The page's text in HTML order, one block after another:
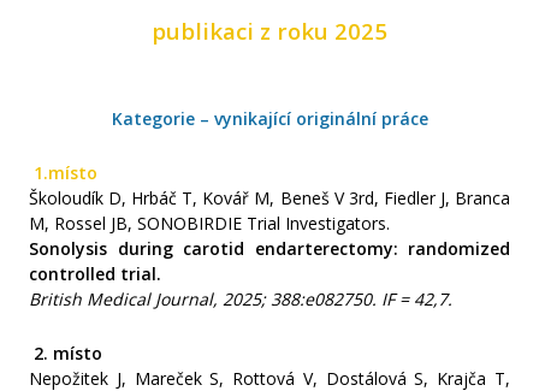
Přidělená finanční podpora a cestovní granty
Čestná členství a medaile
publikaci z roku 2025
Kategorie – vynikající originální práce
1.místo
Školoudík D, Hrbáč T, Kovář M, Beneš V 3rd, Fiedler J, Branca
M, Rossel JB, SONOBIRDIE Trial Investigators.
Sonolysis during carotid endarterectomy: randomized
controlled trial.
British Medical Journal, 2025; 388:e082750. IF = 42,7.
2. místo
Nepožitek J, Mareček S, Rottová V, Dostálová S, Krajča T,